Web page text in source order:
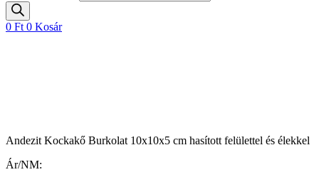
0 Ft 0 Kosár
Andezit Kockakő Burkolat 10x10x5 cm hasított felülettel és élekkel
Ár/NM: